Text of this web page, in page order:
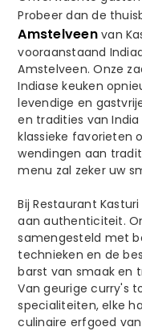
Probeer dan de
Amstelveenvan
vooraanstaand
Amstelveen. Onze
Indiase keuken
levendige en
en tradities van
klassieke favorieten
wendingen aan
menu zal zeker uw
Bij Restaurant
aan authenticiteit.
samengesteld met
technieken en de
barst van smaak en
Van geurige curry's
specialiteiten, elke
culinaire erfgoed van